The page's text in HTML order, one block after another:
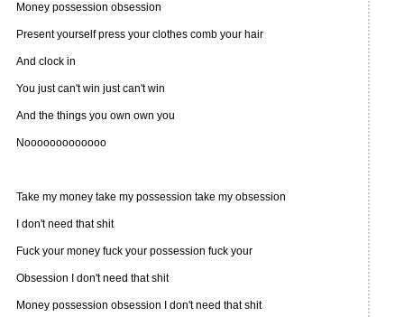
Money possession obsession
Present yourself press your clothes comb your hair
And clock in
You just can't win just can't win
And the things you own own you
Nooooooooooooo
Take my money take my possession take my obsession
I don't need that shit
Fuck your money fuck your possession fuck your
Obsession I don't need that shit
Money possession obsession I don't need that shit